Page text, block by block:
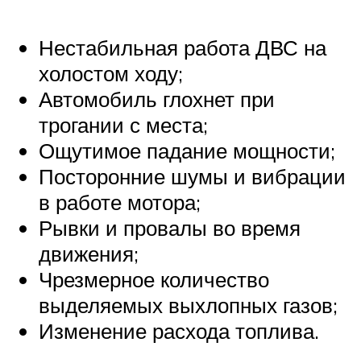
Нестабильная работа ДВС на
холостом ходу;
Автомобиль глохнет при
трогании с места;
Ощутимое падание мощности;
Посторонние шумы и вибрации
в работе мотора;
Рывки и провалы во время
движения;
Чрезмерное количество
выделяемых выхлопных газов;
Изменение расхода топлива.